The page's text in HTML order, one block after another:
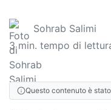
Sohrab Salimi
3min. tempo di
Questo contenuto è